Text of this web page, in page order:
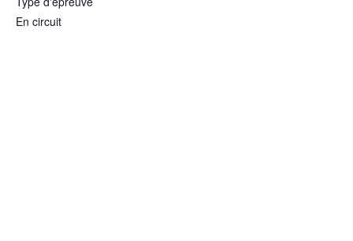
En circuit